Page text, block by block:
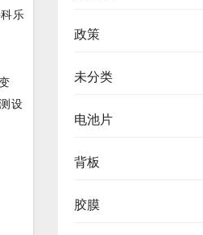
乐
设
政策
未分类
电池片
背板
胶膜